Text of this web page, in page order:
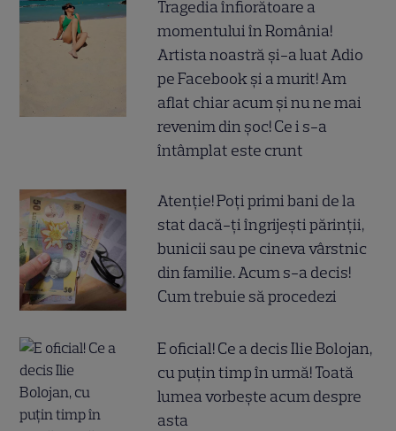
Tragedia înfiorătoare a
momentului în România!
Artista noastră și-a luat Adio
pe Facebook și a murit! Am
aflat chiar acum și nu ne mai
revenim din șoc! Ce i s-a
întâmplat este crunt
Atenție! Poți primi bani de la
stat dacă-ți îngrijești părinții,
bunicii sau pe cineva vârstnic
din familie. Acum s-a decis!
Cum trebuie să procedezi
E oficial! Ce a decis Ilie Bolojan,
cu puțin timp în urmă! Toată
lumea vorbește acum despre
asta